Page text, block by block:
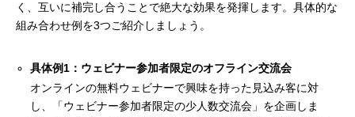
く、互いに補完し合うことで絶大な効果を発揮します。具体的な
組み合わせ例を3つご紹介しましょう。
具体例1：ウェビナー参加者限定のオフライン交流会
オンラインの無料ウェビナーで興味を持った見込み客に対
し、「ウェビナー参加者限定の少人数交流会」を企画しま